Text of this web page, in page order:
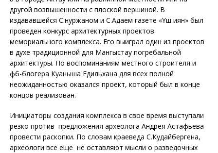
другой возвышенности с плоской вершиной. В
издававшейся С.нуржаном и С.Адаем газете «Үш қиян» был
проведен конкурс архитектурных проектов
мемориального комплекса. Его выиграл один из проектов
в духе традиционной для Мангыстау погребальной
архитектуры. По воспоминаниям местного строителя и
фб-блогера Куаныша Едильхана для всех полной
неожиданностью оказался проект, который был в конце
концов реализован.
Инициаторы создания комплекса в свое время выступали
резко против предложения археолога Андрея Астафьева
провести раскопки. По словам краеведа С.Кудайбергена,
археологи все еще не оставляют мысли о разведочных